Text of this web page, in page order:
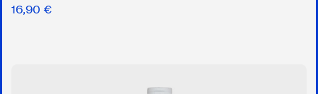
16,90 €